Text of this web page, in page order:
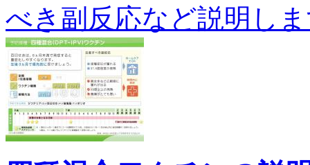
べき副反応など説明し